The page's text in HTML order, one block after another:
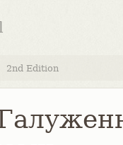
2nd Edition